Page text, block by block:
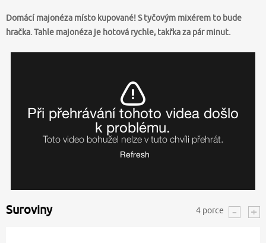
Domácí majonéza místo kupované! S tyčovým mixérem to bude
hračka. Tahle majonéza je hotová rychle, takřka za pár minut.
Suroviny 4 porce